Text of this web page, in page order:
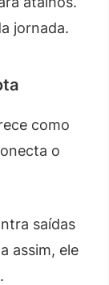
jornada.
como
o
saídas
assim, ele